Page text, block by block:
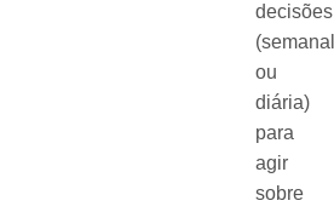
decisões
(semanal
ou
diária)
para
agir
sobre